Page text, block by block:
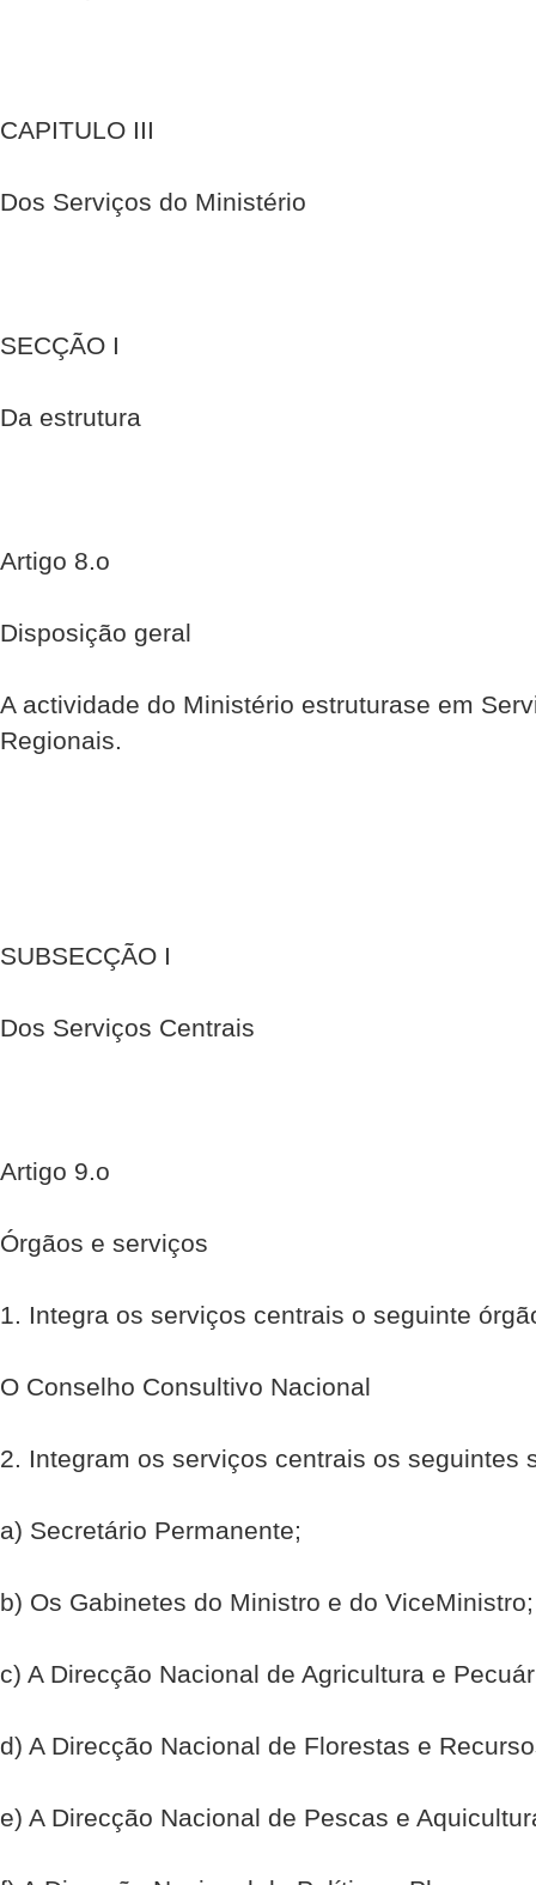
CAPITULO III
Dos Serviços do Ministério
SECÇÃO I
Da estrutura
Artigo 8.o
Disposição geral
A actividade do Ministério estrutura­se em
Regionais.
SUBSECÇÃO I
Dos Serviços Centrais
Artigo 9.o
Órgãos e serviços
1. Integra os serviços centrais o seguinte
O Conselho Consultivo Nacional
2. Integram os serviços centrais os seguintes
a) Secretário Permanente;
b) Os Gabinetes do Ministro e do Vice­Ministro;
c) A Direcção Nacional de Agricultura e
d) A Direcção Nacional de Florestas e
e) A Direcção Nacional de Pescas e